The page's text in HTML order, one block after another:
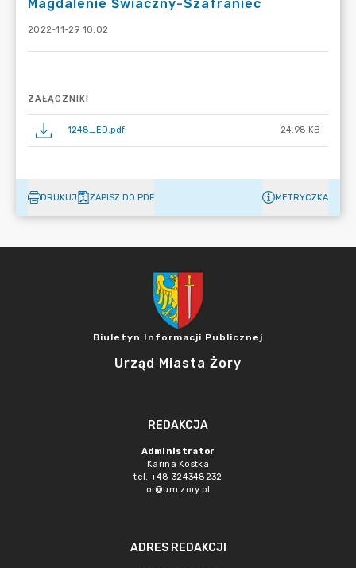
Magdalenie Świaczny-Szafraniec
2022-11-29 10:02
ZAŁĄCZNIKI
1248_ED.pdf 24.98 KB
DRUKUJ ZAPISZ DO PDF METRYCZKA
Biuletyn Informacji Publicznej
Urząd Miasta Żory
REDAKCJA
Administrator
Karina Kostka
tel. +48 324348232
or@um.zory.pl
ADRES REDAKCJI